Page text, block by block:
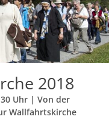
2018
Uhr | Von der
Wallfahrtskirche